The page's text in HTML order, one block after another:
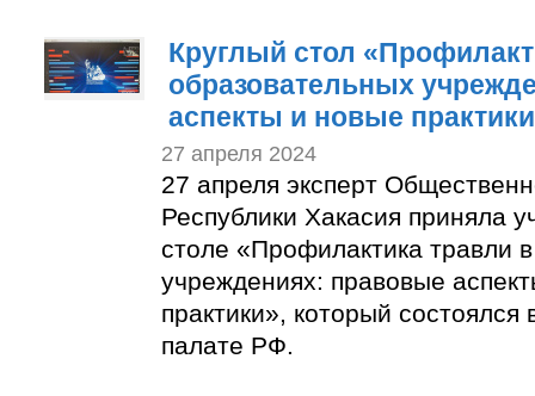
Круглый стол
образовательных
аспекты и новые практики
27 апреля 2024
27 апреля эксперт
Республики Хакасия приняла
столе «Профилактика травли
учреждениях: правовые
практики», который
палате РФ.